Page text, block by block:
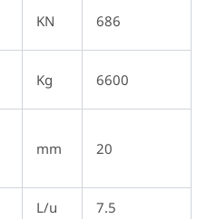
KN 686
Kg 6600
mm 20
L/u 7.5